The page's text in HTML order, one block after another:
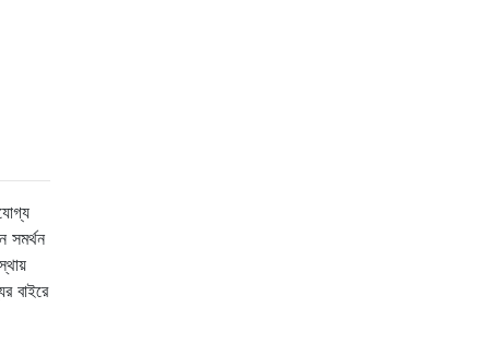
সমর্থন
বাইরে